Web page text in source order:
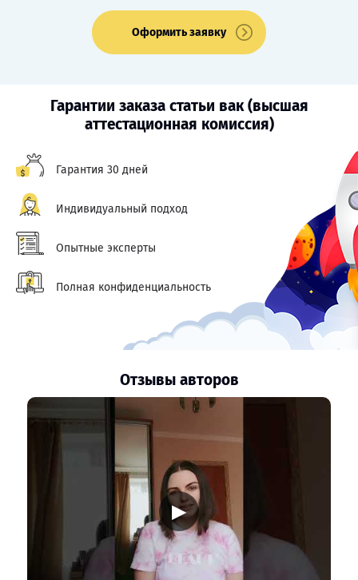
Оформить заявку
Гарантии заказа статьи вак (высшая
аттестационная комиссия)
Гарантия 30 дней
Индивидуальный подход
Опытные эксперты
Полная конфиденциальность
Отзывы авторов
▶